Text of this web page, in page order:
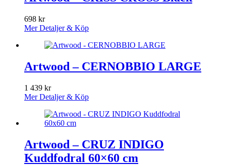
698 kr
Mer Detaljer & Köp
Artwood – CERNOBBIO LARGE
1 439 kr
Mer Detaljer & Köp
Artwood – CRUZ INDIGO
Kuddfodral 60×60 cm